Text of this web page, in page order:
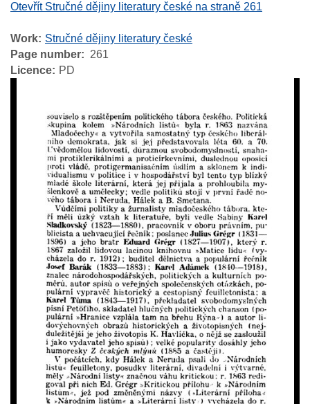
Otevřít Stručné dějiny literatury české na straně 261
Work
Stručné dějiny literatury české
Page number
261
Licence
PD